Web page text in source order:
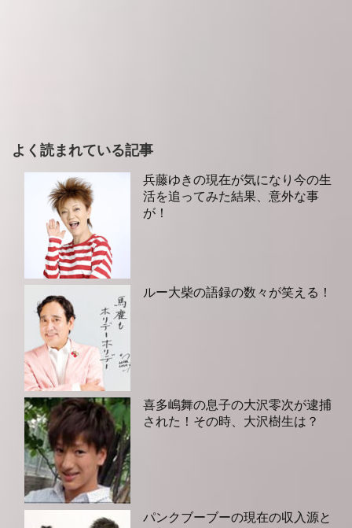
よく読まれている記事
兵藤ゆきの現在が気になり今の生
活を追ってみた結果、意外な事
が！
ルー大柴の語録の数々が笑える！
喜多嶋舞の息子の大沢零次が逮捕
された！その時、大沢樹生は？
パンクブーブーの現在の収入源と